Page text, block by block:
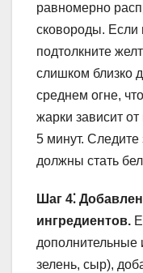
равномерно
сковороды. Если
подтолкните
слишком близко
среднем огне,
жарки зависит
5 минут. Следите
должны стать
Шаг 4⁚
ингредиентов.
дополнительные
зелень, сыр),